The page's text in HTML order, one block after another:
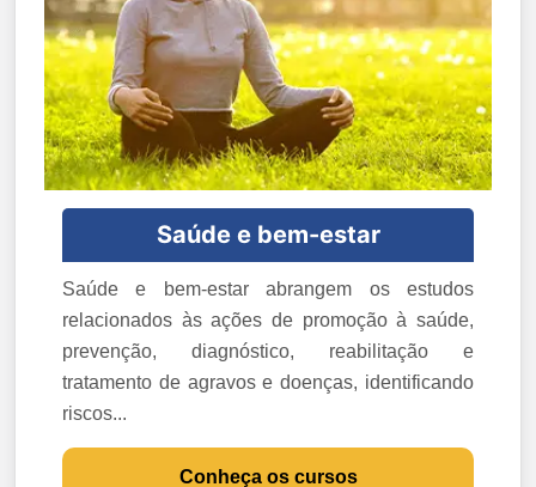
Saúde e bem-estar
Saúde e bem-estar abrangem os estudos
relacionados às ações de promoção à saúde,
prevenção, diagnóstico, reabilitação e
tratamento de agravos e doenças, identificando
riscos...
Conheça os cursos